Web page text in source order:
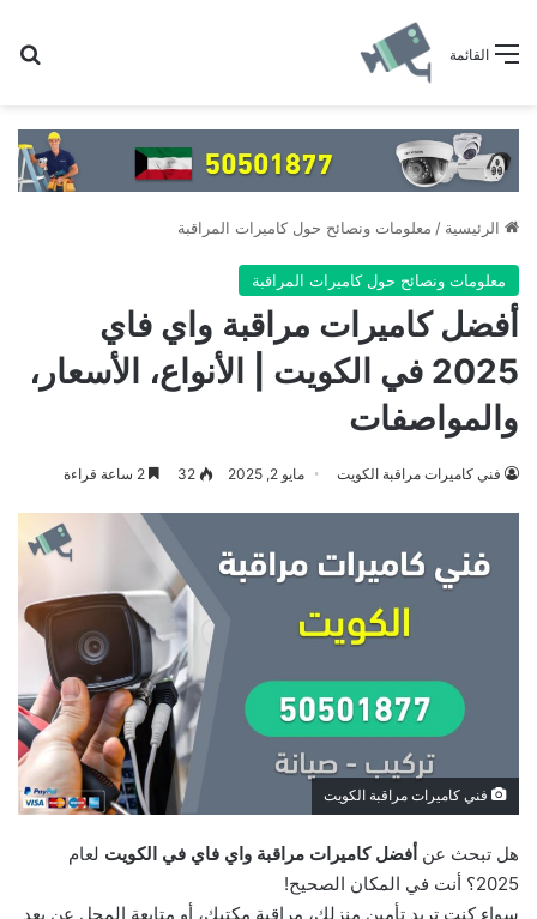
القائمة
الرئيسية / معلومات ونصائح حول كاميرات المراقبة
معلومات ونصائح حول كاميرات المراقبة
أفضل كاميرات مراقبة واي فاي
2025 في الكويت | الأنواع، الأسعار،
والمواصفات
فني كاميرات مراقبة الكويت مايو 2, 2025 32
فني كاميرات مراقبة الكويت
هل تبحث عن أفضل كاميرات مراقبة واي فاي في الكويت لعام
2025؟ أنت في المكان الصحيح!
سواء كنت تريد تأمين منزلك، مراقبة مكتبك، أو متابعة المحل عن بعد